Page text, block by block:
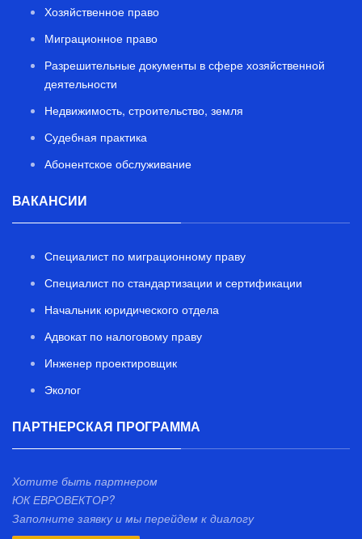
Хозяйственное право
Миграционное право
Разрешительные документы в сфере хозяйственной
деятельности
Недвижимость, строительство, земля
Судебная практика
Абонентское обслуживание
ВАКАНСИИ
Специалист по миграционному праву
Специалист по стандартизации и сертификации
Начальник юридического отдела
Адвокат по налоговому праву
Инженер проектировщик
Эколог
ПАРТНЕРСКАЯ ПРОГРАММА
Хотите быть партнером
ЮК ЕВРОВЕКТОР?
Заполните заявку и мы перейдем к диалогу